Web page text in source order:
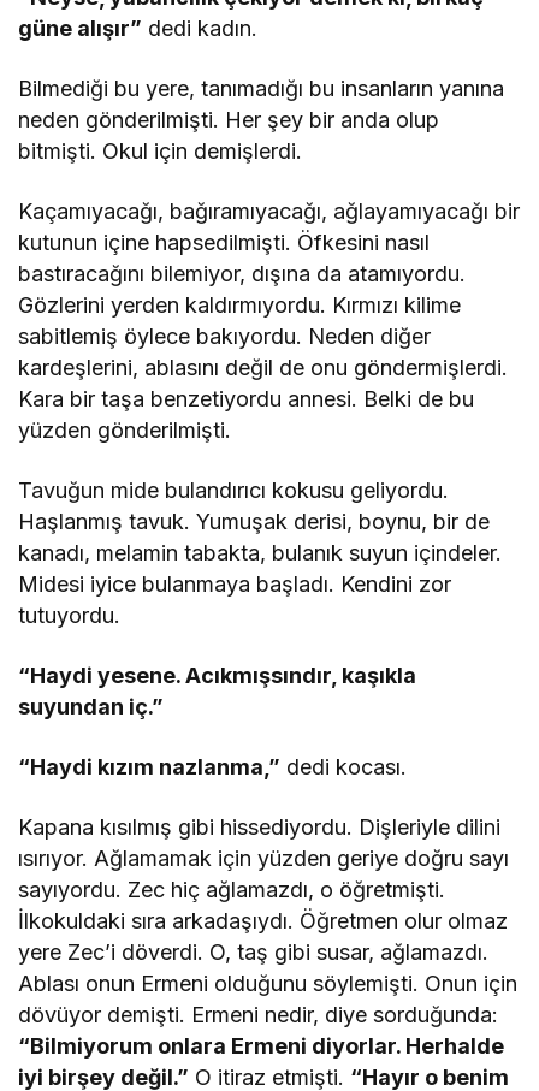
güne alışır” dedi kadın.
Bilmediği bu yere, tanımadığı bu insanların yanına
neden gönderilmişti. Her şey bir anda olup
bitmişti. Okul için demişlerdi.
Kaçamıyacağı, bağıramıyacağı, ağlayamıyacağı bir
kutunun içine hapsedilmişti. Öfkesini nasıl
bastıracağını bilemiyor, dışına da atamıyordu.
Gözlerini yerden kaldırmıyordu. Kırmızı kilime
sabitlemiş öylece bakıyordu. Neden diğer
kardeşlerini, ablasını değil de onu göndermişlerdi.
Kara bir taşa benzetiyordu annesi. Belki de bu
yüzden gönderilmişti.
Tavuğun mide bulandırıcı kokusu geliyordu.
Haşlanmış tavuk. Yumuşak derisi, boynu, bir de
kanadı, melamin tabakta, bulanık suyun içindeler.
Midesi iyice bulanmaya başladı. Kendini zor
tutuyordu.
“Haydi yesene. Acıkmışsındır, kaşıkla
suyundan iç.”
“Haydi kızım nazlanma,” dedi kocası.
Kapana kısılmış gibi hissediyordu. Dişleriyle dilini
ısırıyor. Ağlamamak için yüzden geriye doğru sayı
sayıyordu. Zec hiç ağlamazdı, o öğretmişti.
İlkokuldaki sıra arkadaşıydı. Öğretmen olur olmaz
yere Zec’i döverdi. O, taş gibi susar, ağlamazdı.
Ablası onun Ermeni olduğunu söylemişti. Onun için
dövüyor demişti. Ermeni nedir, diye sorduğunda:
“Bilmiyorum onlara Ermeni diyorlar. Herhalde
iyi birşey değil.” O itiraz etmişti. “Hayır o benim